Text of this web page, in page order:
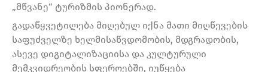
„მწვანე“ ტურიზმის პიონერად.
გადაწყვეტილება მიღებულ იქნა მათი მიღწევების
საფუძველზე ხელმისაწვდომობის, მდგრადობის,
ასევე დიგიტალიზაციისა და კულტურული
მემკვიდრეობის სფეროებში, იუწყება